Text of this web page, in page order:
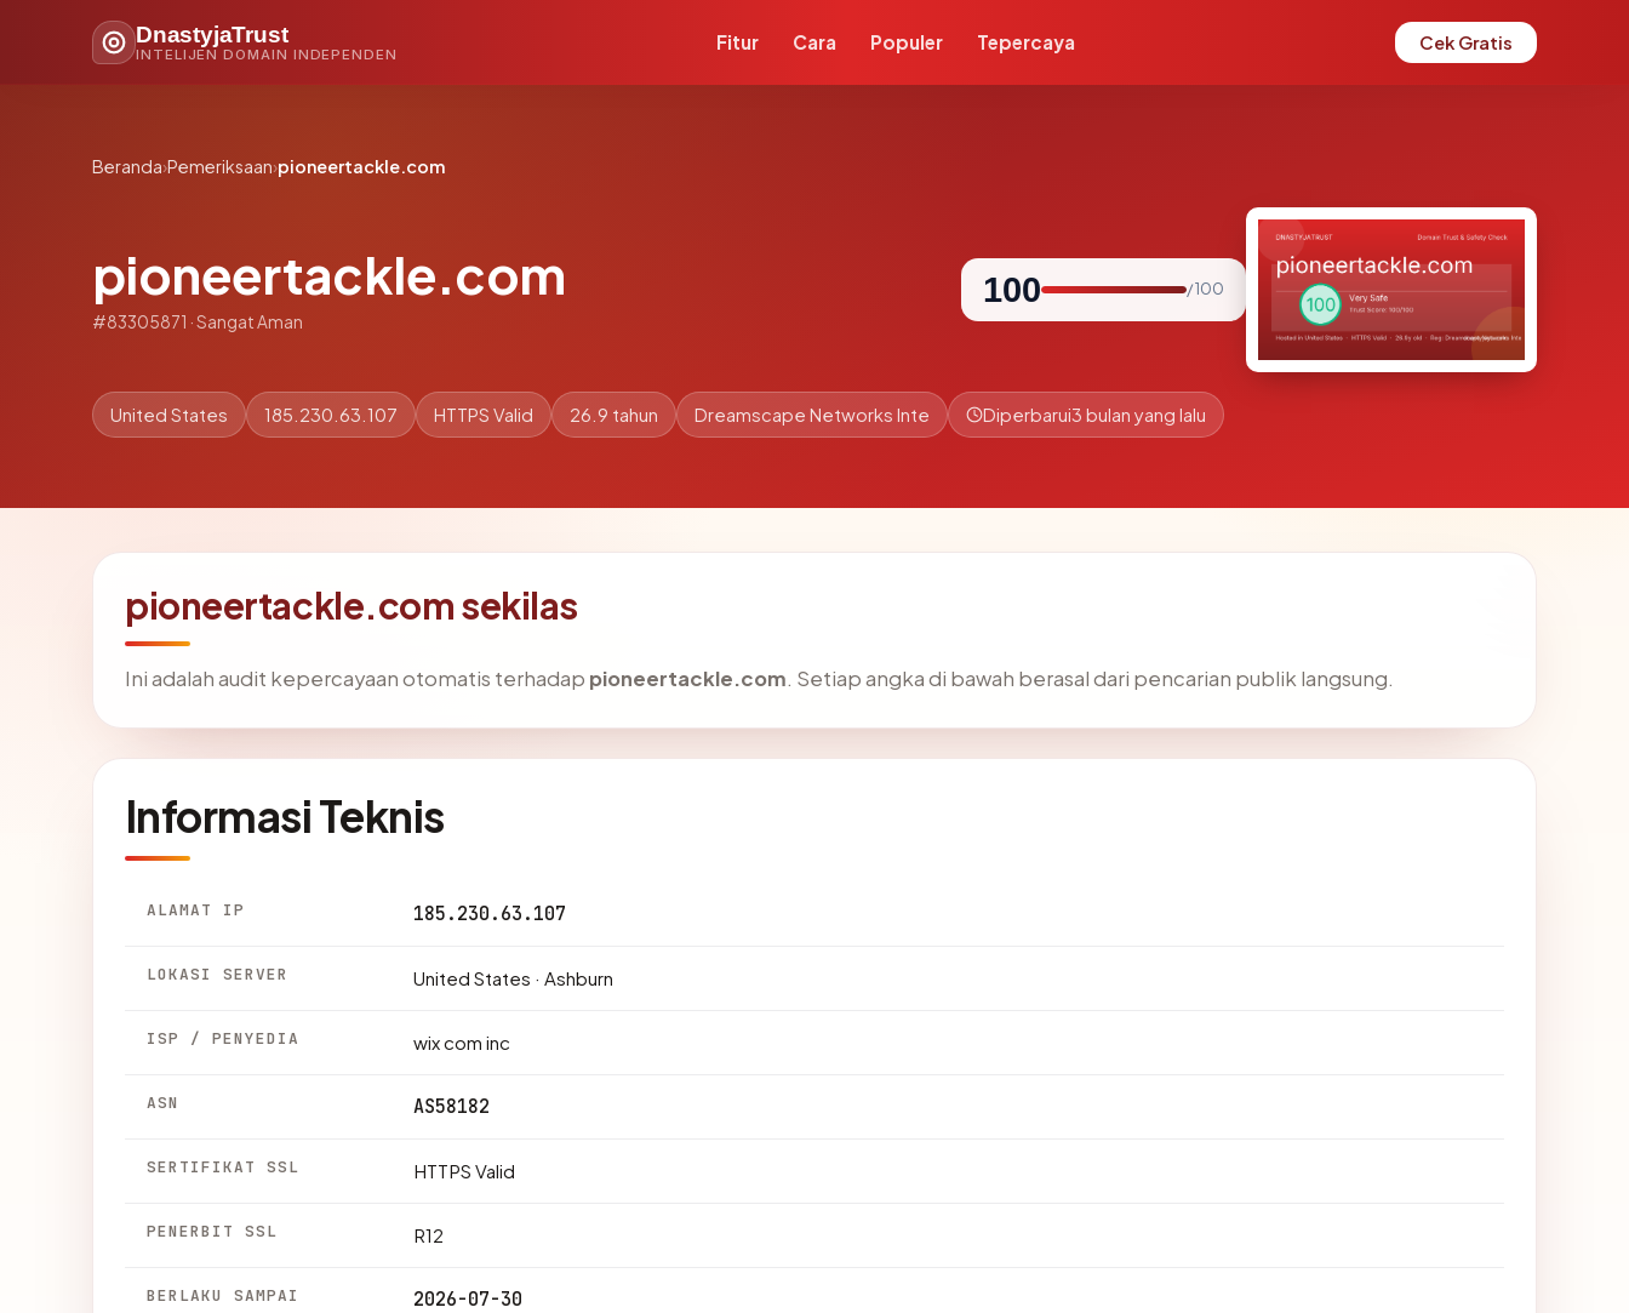
DnastyjaTrust
INTELIJEN DOMAIN INDEPENDEN
Fitur Cara Populer Tepercaya Cek Gratis
Beranda›Pemeriksaan›pioneertackle.com
pioneertackle.com
#83305871 · Sangat Aman
100 / 100
United States 185.230.63.107 HTTPS Valid 26.9 tahun Dreamscape Networks Inte Diperbarui3 bulan yang lalu
pioneertackle.com sekilas
Ini adalah audit kepercayaan otomatis terhadap pioneertackle.com. Setiap angka di bawah berasal dari pencarian publik langsung.
Informasi Teknis
ALAMAT IP 185.230.63.107
LOKASI SERVER United States · Ashburn
ISP / PENYEDIA wix com inc
ASN AS58182
SERTIFIKAT SSL HTTPS Valid
PENERBIT SSL R12
BERLAKU SAMPAI 2026-07-30